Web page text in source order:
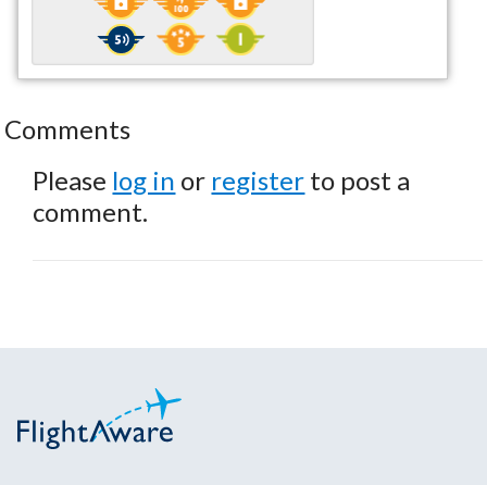
Comments
Please log in or register to post a
comment.